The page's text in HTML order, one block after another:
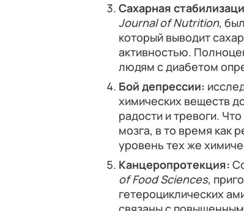
Сахарная
Journal of Nutrition,
который выводит
активностью.
людям с диабетом
Бой депрессии:
химических веществ
радости и тревоги.
мозга, в то время как
уровень тех же
Канцеропротекция:
of Food Sciences,
гетероциклических